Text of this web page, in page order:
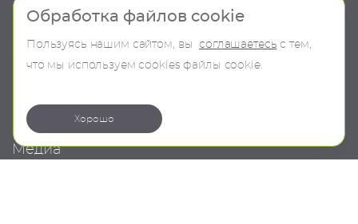
Шоу-рум
О компании
Продукция
В наличии
Медиа
Обработка файлов cookie
Пользуясь нашим сайтом, вы соглашаетесь с тем,
что мы используем сookies файлы cookie.
Хорошо